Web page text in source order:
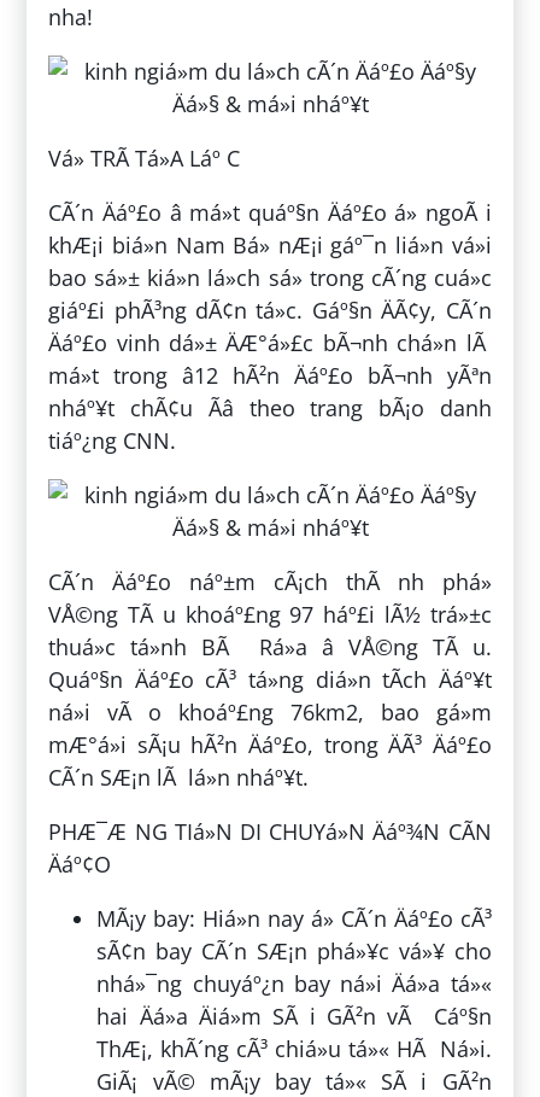
nha!
Vá» TRÃ Tá»A Láº C
CÃ´n Äáº£o â má»t quáº§n Äáº£o á» ngoÃ i
khÆ¡i biá»n Nam Bá» nÆ¡i gáº¯n liá»n vá»i
bao sá»± kiá»n lá»ch sá»­ trong cÃ´ng cuá»c
giáº£i phÃ³ng dÃ¢n tá»c. Gáº§n ÄÃ¢y, CÃ´n
Äáº£o vinh dá»± ÄÆ°á»£c bÃ¬nh chá»n lÃ
má»t trong â12 hÃ²n Äáº£o bÃ¬nh yÃªn
nháº¥t chÃ¢u Ãâ theo trang bÃ¡o danh
tiáº¿ng CNN.
CÃ´n Äáº£o náº±m cÃ¡ch thÃ nh phá»
VÅ©ng TÃ u khoáº£ng 97 háº£i lÃ½ trá»±c
thuá»c tá»nh BÃ Rá»a â VÅ©ng TÃ u.
Quáº§n Äáº£o cÃ³ tá»ng diá»n tÃ­ch Äáº¥t
ná»i vÃ o khoáº£ng 76km2, bao gá»m
mÆ°á»i sÃ¡u hÃ²n Äáº£o, trong ÄÃ³ Äáº£o
CÃ´n SÆ¡n lÃ lá»n nháº¥t.
PHÆ¯Æ NG TIá»N DI CHUYá»N Äáº¾N CÃN
Äáº¢O
MÃ¡y bay: Hiá»n nay á» CÃ´n Äáº£o cÃ³
sÃ¢n bay CÃ´n SÆ¡n phá»¥c vá»¥ cho
nhá»¯ng chuyáº¿n bay ná»i Äá»a tá»«
hai Äá»a Äiá»m SÃ i GÃ²n vÃ Cáº§n
ThÆ¡, khÃ´ng cÃ³ chiá»u tá»« HÃ Ná»i.
GiÃ¡ vÃ© mÃ¡y bay tá»« SÃ i GÃ²n